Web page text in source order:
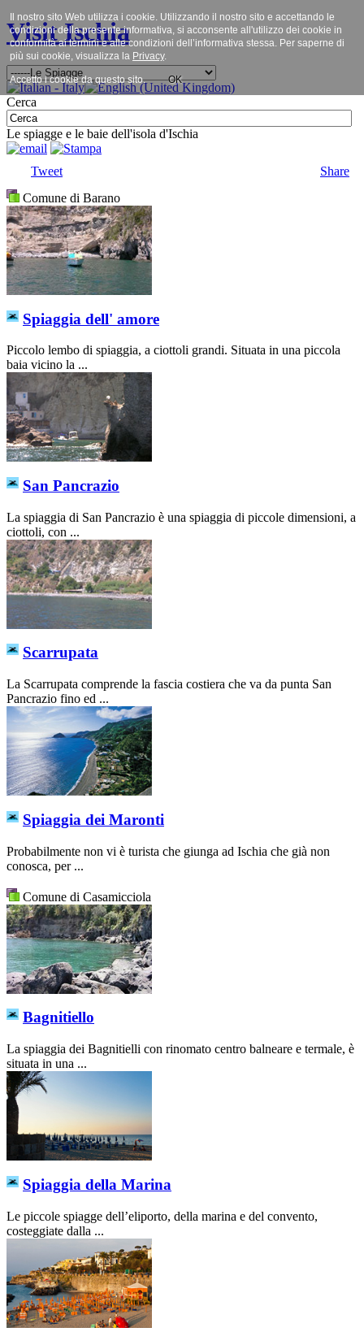
Visit Ischia
Cerca
Le spiagge e le baie dell'isola d'Ischia
Tweet
Share
Comune di Barano
Spiaggia dell' amore
Piccolo lembo di spiaggia, a ciottoli grandi. Situata in una piccola
baia vicino la ...
San Pancrazio
La spiaggia di San Pancrazio è una spiaggia di piccole dimensioni, a
ciottoli, con ...
Scarrupata
La Scarrupata comprende la fascia costiera che va da punta San
Pancrazio fino ed ...
Spiaggia dei Maronti
Probabilmente non vi è turista che giunga ad Ischia che già non
conosca, per ...
Comune di Casamicciola
Bagnitiello
La spiaggia dei Bagnitielli con rinomato centro balneare e termale, è
situata in una ...
Spiaggia della Marina
Le piccole spiagge dell’eliporto, della marina e del convento,
costeggiate dalla ...
Il nostro sito Web utilizza i cookie. Utilizzando il nostro sito e accettando le
condizioni della presente informativa, si acconsente all'utilizzo dei cookie in
conformità ai termini e alle condizioni dell’informativa stessa. Per saperne di
più sui cookie, visualizza la Privacy.
Accetto i cookie da questo sito. OK